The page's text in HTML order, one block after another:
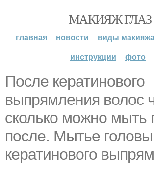
МАКИЯЖ ГЛАЗ
главная новости виды макияжа
инструкции
фото
После кератинового
выпрямления волос
сколько можно мыть
после. Мытье
кератинового